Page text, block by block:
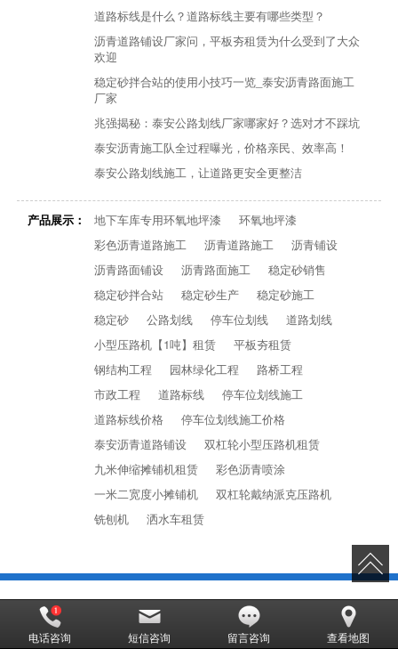
道路标线是什么？道路标线主要有哪些类型？
沥青道路铺设厂家问，平板夯租赁为什么受到了大众
欢迎
稳定砂拌合站的使用小技巧一览_泰安沥青路面施工
厂家
兆强揭秘：泰安公路划线厂家哪家好？选对才不踩坑
泰安沥青施工队全过程曝光，价格亲民、效率高！
泰安公路划线施工，让道路更安全更整洁
产品展示： 地下车库专用环氧地坪漆
环氧地坪漆
彩色沥青道路施工
沥青道路施工
沥青铺设
沥青路面铺设
沥青路面施工
稳定砂销售
稳定砂拌合站
稳定砂生产
稳定砂施工
稳定砂
公路划线 停车位划线
道路划线
小型压路机【1吨】租赁
平板夯租赁
钢结构工程
园林绿化工程
路桥工程
市政工程
道路标线
停车位划线施工
道路标线价格
停车位划线施工价格
泰安沥青道路铺设
双杠轮小型压路机租赁
九米伸缩摊铺机租赁
彩色沥青喷涂
一米二宽度小摊铺机
双杠轮戴纳派克压路机
铣刨机
洒水车租赁
泰安兆强路桥工程有限公司是一家专业的 稳定砂拌和站
山东沥青道路铺
设 ,泰安公路划线 小型压路机出租 沥青路面施工哪家好 道路划线哪
电话咨询 短信咨询 留言咨询 查看地图